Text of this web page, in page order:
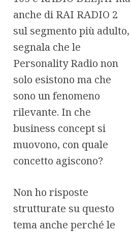
anche di RAI RADIO 2
sul segmento più adulto,
segnala che le
Personality Radio non
solo esistono ma che
sono un fenomeno
rilevante. In che
business concept si
muovono, con quale
concetto agiscono?
Non ho risposte
strutturate su questo
tema anche perché le